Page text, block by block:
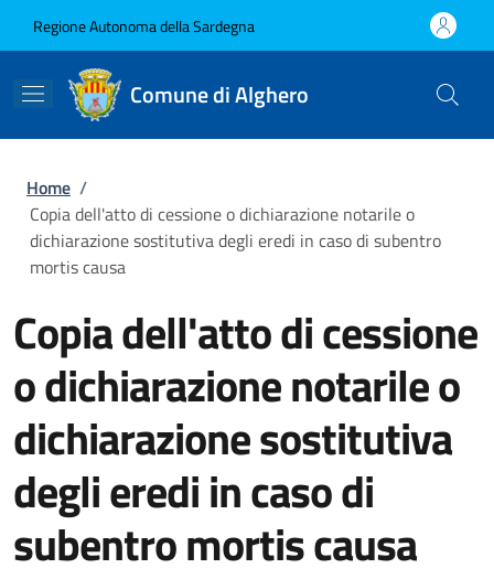
Regione Autonoma della Sardegna
Comune di Alghero
Briciole di pane
Home /
Copia dell'atto di cessione o dichiarazione notarile o
dichiarazione sostitutiva degli eredi in caso di subentro
mortis causa
Copia dell'atto di cessione
o dichiarazione notarile o
dichiarazione sostitutiva
degli eredi in caso di
subentro mortis causa